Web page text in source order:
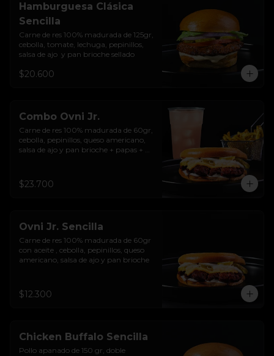
Hamburguesa Clásica
Sencilla
Carne de res 100% madurada de 125gr,
cebolla, tomate, lechuga, pepinillos,
salsa de ajo  y pan brioche sellado
$20.600
Combo Ovni Jr.
Carne de res 100% madurada de 60gr,
cebolla, pepinillos, queso americano,
salsa de ajo y pan brioche + papas +
$23.700
Ovni Jr. Sencilla
Carne de res 100% madurada de 60gr
con aceite , cebolla, pepinillos, queso
americano, salsa de ajo y pan brioche
$12.300
Chicken Buffalo Sencilla
Pollo apanado de 150 gr, doble